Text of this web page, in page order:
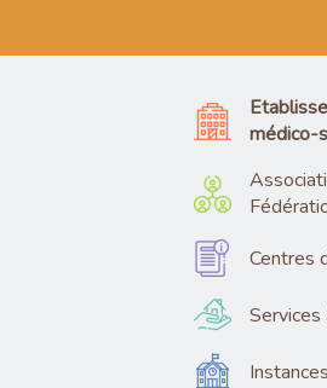
médico-
Centres
Services